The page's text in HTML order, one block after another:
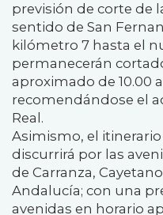
previsión de corte de
sentido de San
kilómetro 7 hasta el
permanecerán
aproximado de 10.00 a
recomendándose el
Real.
Asimismo, el
discurrirá por las
de Carranza,
Andalucía; con una
avenidas en horario